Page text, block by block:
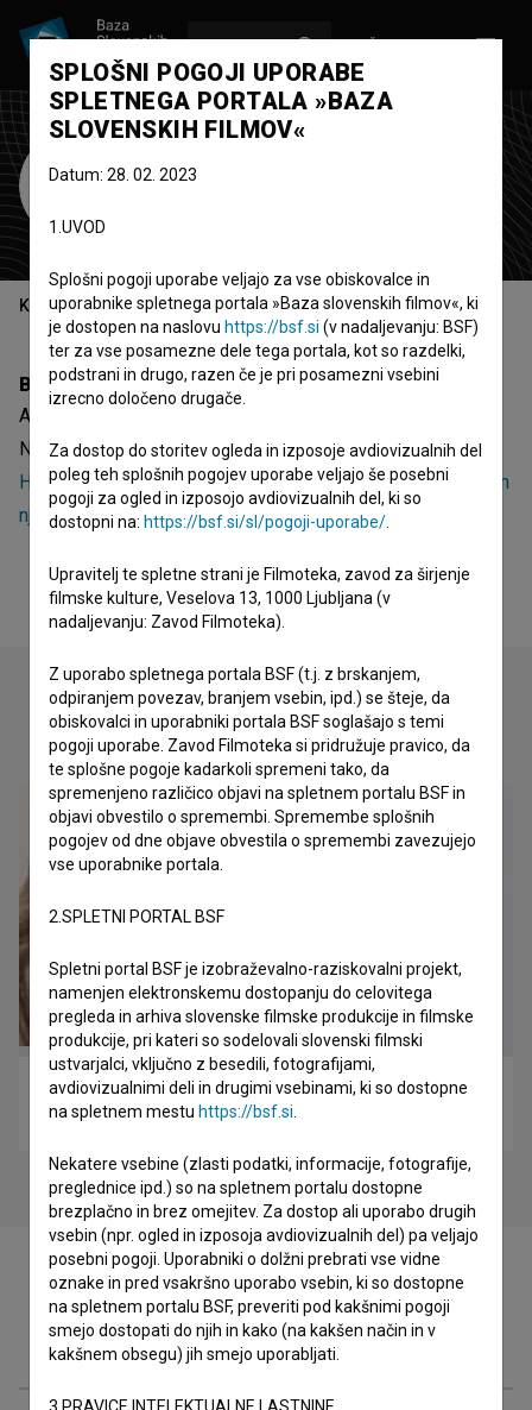
Ambrož Pivk
Kazalo
Biografija
Ambrož Pivk je montažer in asistent montaže.
Najodmevnejši projekti, pri katerih je sodeloval, so
Hoffmanov zakon (2023),Maks (2021)in Drežniška koza in
njeni ljudje (2025).
Oglejte si
Melania (2022)
biografski
Filmografija (20)
SPLOŠNI POGOJI UPORABE
SPLETNEGA PORTALA »BAZA
SLOVENSKIH FILMOV«
Datum: 28. 02. 2023
1.UVOD
Splošni pogoji uporabe veljajo za vse obiskovalce in
uporabnike spletnega portala »Baza slovenskih filmov«, ki
je dostopen na naslovu https://bsf.si (v nadaljevanju: BSF)
ter za vse posamezne dele tega portala, kot so razdelki,
podstrani in drugo, razen če je pri posamezni vsebini
izrecno določeno drugače.
Za dostop do storitev ogleda in izposoje avdiovizualnih del
poleg teh splošnih pogojev uporabe veljajo še posebni
pogoji za ogled in izposojo avdiovizualnih del, ki so
dostopni na: https://bsf.si/sl/pogoji-uporabe/
Upravitelj te spletne strani je Filmoteka, zavod za širjenje
filmske kulture, Veselova 13, 1000 Ljubljana (v
nadaljevanju: Zavod Filmoteka).
Z uporabo spletnega portala BSF (t.j. z brskanjem,
odpiranjem povezav, branjem vsebin, ipd.) se šteje, da
obiskovalci in uporabniki portala BSF soglašajo s temi
pogoji uporabe. Zavod Filmoteka si pridružuje pravico, da
te splošne pogoje kadarkoli spremeni tako, da
spremenjeno različico objavi na spletnem portalu BSF in
objavi obvestilo o spremembi. Spremembe splošnih
pogojev od dne objave obvestila o spremembi zavezujejo
vse uporabnike portala.
2.SPLETNI PORTAL BSF
Spletni portal BSF je izobraževalno-raziskovalni projekt,
namenjen elektronskemu dostopanju do celovitega
pregleda in arhiva slovenske filmske produkcije in filmske
produkcije, pri kateri so sodelovali slovenski filmski
ustvarjalci, vključno z besedili, fotografijami,
avdiovizualnimi deli in drugimi vsebinami, ki so dostopne
na spletnem mestu https://bsf.si
Nekatere vsebine (zlasti podatki, informacije, fotografije,
preglednice ipd.) so na spletnem portalu dostopne
brezplačno in brez omejitev. Za dostop ali uporabo drugih
vsebin (npr. ogled in izposoja avdiovizualnih del) pa veljajo
posebni pogoji. Uporabniki o dolžni prebrati vse vidne
oznake in pred vsakršno uporabo vsebin, ki so dostopne
na spletnem portalu BSF, preveriti pod kakšnimi pogoji
smejo dostopati do njih in kako (na kakšen način in v
kakšnem obsegu) jih smejo uporabljati.